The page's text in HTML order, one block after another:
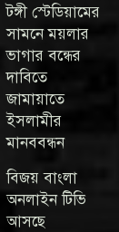
টঙ্গী স্টেডিয়ামের
সামনে ময়লার
ভাগার বন্ধের
দাবিতে
জামায়াতে
ইসলামীর
মানববন্ধন
বিজয় বাংলা
অনলাইন টিভি
আসছে